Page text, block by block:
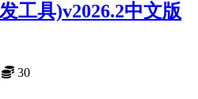
工具)v2026.2中文版
30